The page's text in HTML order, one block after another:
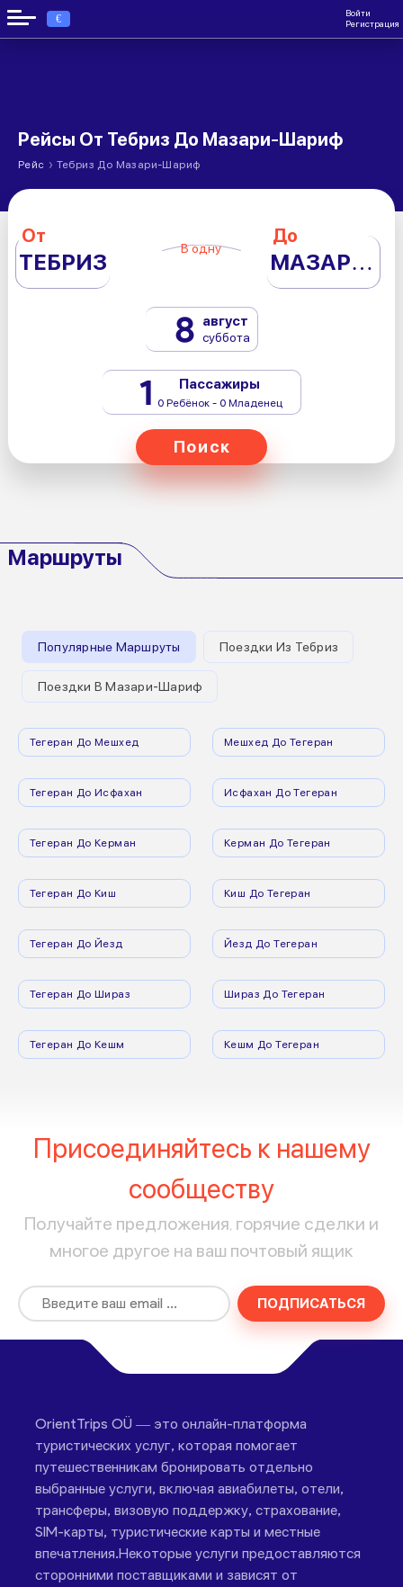
€
Войти
Регистрация
Рейсы От Тебриз До Мазари-Шариф
Рейс › Тебриз До Мазари-Шариф
От
ТЕБРИЗ В одну
До
МАЗАРИ-ШАРИФ
8 август
суббота
1 Пассажиры
0 Ребёнок - 0 Младенец
Поиск
Маршруты
Популярные Маршруты Поездки Из Тебриз
Поездки В Мазари-Шариф
Тегеран До Мешхед Мешхед До Тегеран
Тегеран До Исфахан Исфахан До Тегеран
Тегеран До Керман Керман До Тегеран
Тегеран До Киш Киш До Тегеран
Тегеран До Йезд Йезд До Тегеран
Тегеран До Шираз Шираз До Тегеран
Тегеран До Кешм Кешм До Тегеран
Присоединяйтесь к нашему
сообществу
Получайте предложения, горячие сделки и
многое другое на ваш почтовый ящик
ПОДПИСАТЬСЯ
OrientTrips OÜ — это онлайн-платформа
туристических услуг, которая помогает
путешественникам бронировать отдельно
выбранные услуги, включая авиабилеты, отели,
трансферы, визовую поддержку, страхование,
SIM-карты, туристические карты и местные
впечатления.Некоторые услуги предоставляются
сторонними поставщиками и зависят от